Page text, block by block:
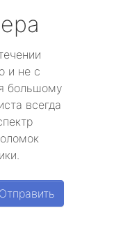
и не с
большому
всегда
Отправить